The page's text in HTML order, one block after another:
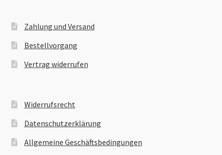
Zahlung und Versand
Bestellvorgang
Vertrag widerrufen
Widerrufsrecht
Datenschutzerklärung
Allgemeine Geschäftsbedingungen